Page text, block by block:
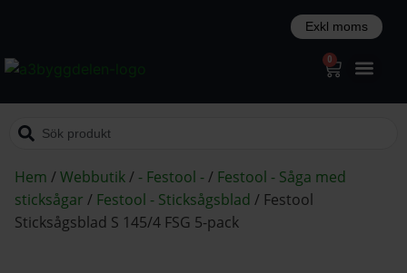
0
Hem /Webbutik/ - Festool -/ Festool - Såga med
sticksågar / Festool - Sticksågsblad / Festool
Sticksågsblad S 145/4 FSG 5-pack